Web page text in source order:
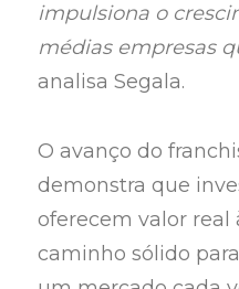
impulsiona o
médias empresas
analisa Segala.
O avanço do
demonstra que
oferecem valor real
caminho sólido